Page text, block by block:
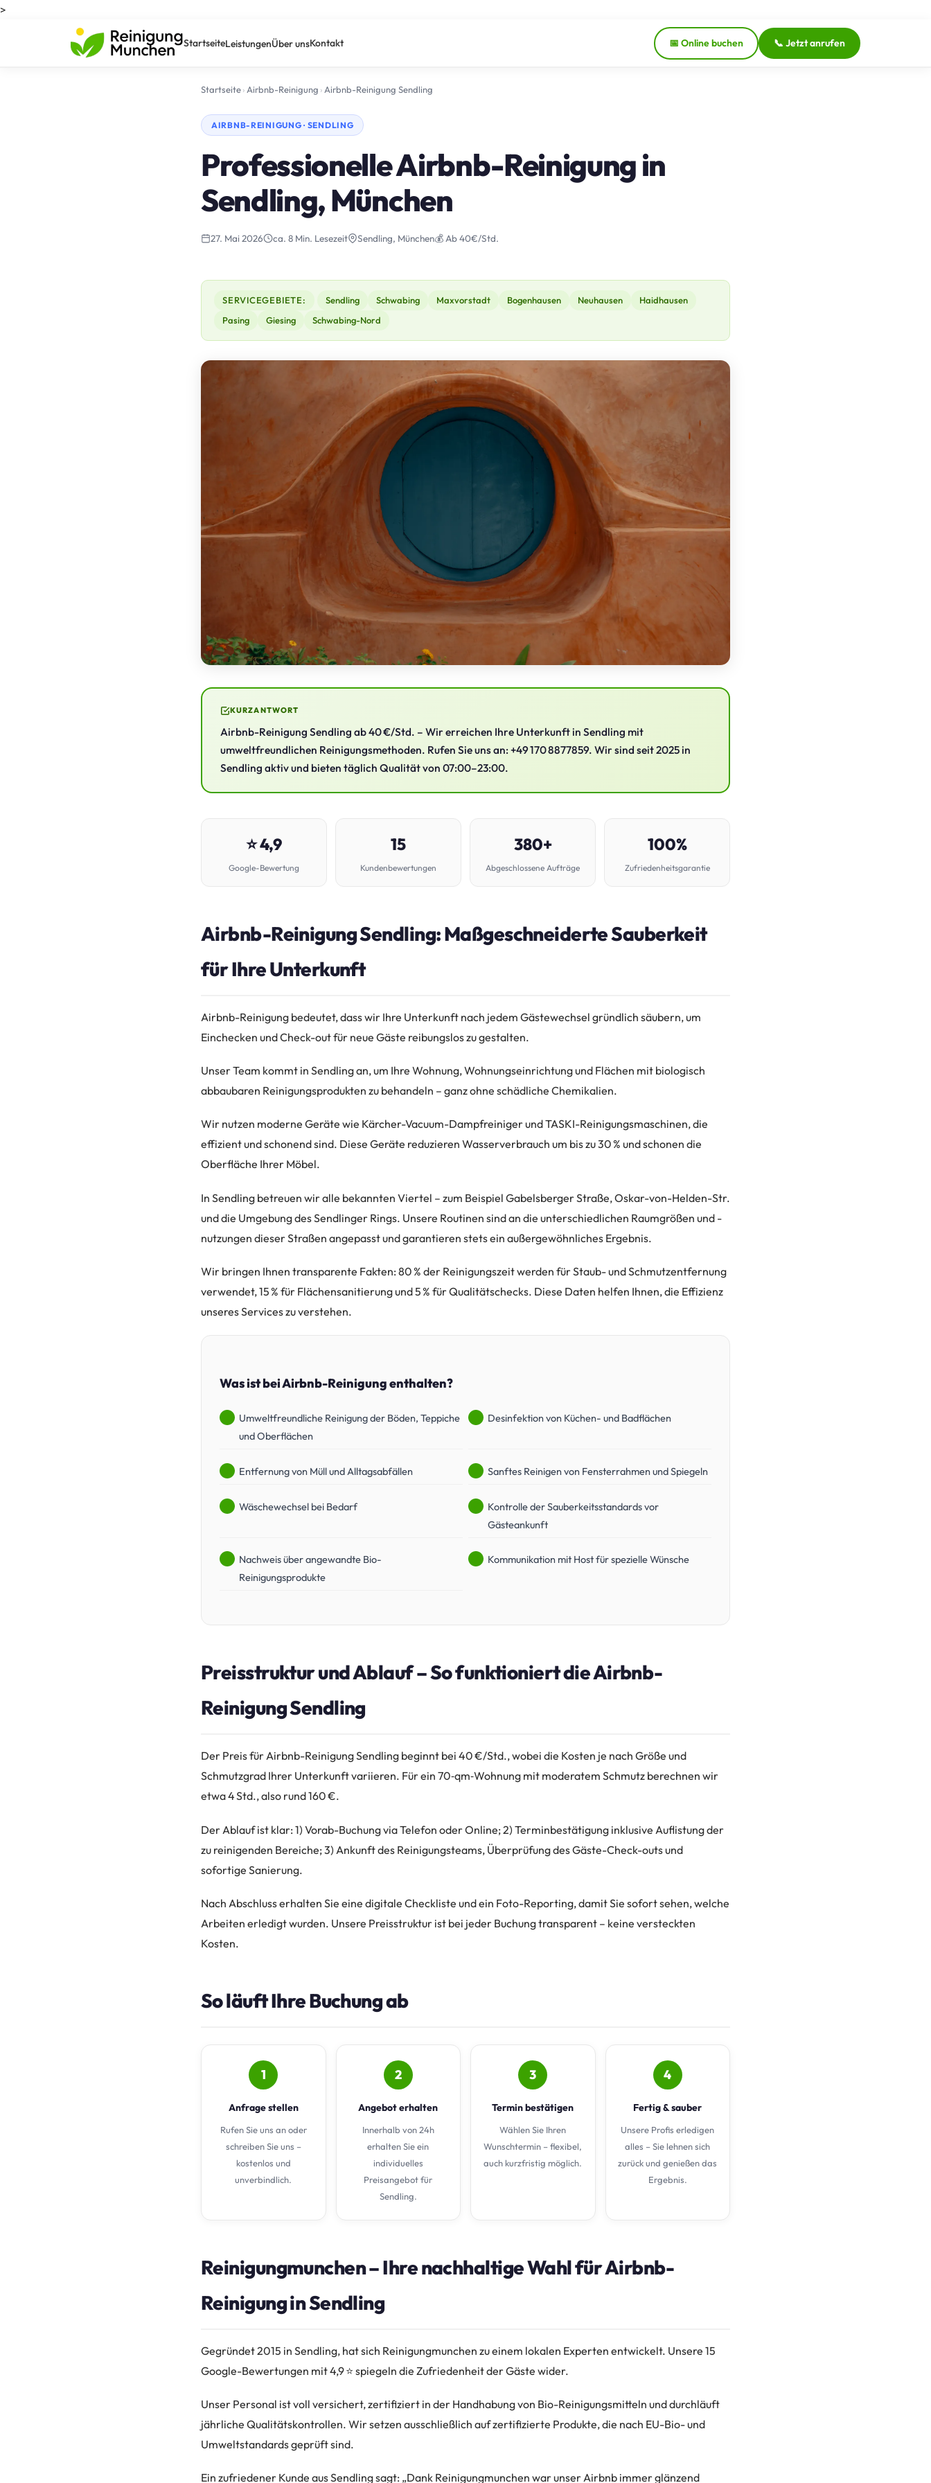
>
StartseiteLeistungenÜber unsKontakt 📅 Online buchen 📞 Jetzt anrufen
Startseite› Airbnb-Reinigung › Airbnb-Reinigung Sendling
AIRBNB-REINIGUNG · SENDLING
Professionelle Airbnb-Reinigung in
Sendling, München
27. Mai 2026 ca. 8 Min. Lesezeit Sendling, München💰 Ab 40€/Std.
SERVICEGEBIETE: Sendling Schwabing Maxvorstadt Bogenhausen Neuhausen
Haidhausen
Pasing
Giesing Schwabing-Nord
KURZANTWORT
Airbnb-Reinigung Sendling ab 40 €/Std. – Wir erreichen Ihre Unterkunft in Sendling mit
umweltfreundlichen Reinigungsmethoden. Rufen Sie uns an: +49 170 8877859. Wir sind seit 2025 in
Sendling aktiv und bieten täglich Qualität von 07:00–23:00.
⭐ 4,9
Google-Bewertung
15
Kundenbewertungen
380+
Abgeschlossene Aufträge
100%
Zufriedenheitsgarantie
Airbnb-Reinigung Sendling: Maßgeschneiderte Sauberkeit
für Ihre Unterkunft
Airbnb-Reinigung bedeutet, dass wir Ihre Unterkunft nach jedem Gästewechsel gründlich säubern, um
Einchecken und Check-out für neue Gäste reibungslos zu gestalten.
Unser Team kommt in Sendling an, um Ihre Wohnung, Wohnungseinrichtung und Flächen mit biologisch
abbaubaren Reinigungsprodukten zu behandeln – ganz ohne schädliche Chemikalien.
Wir nutzen moderne Geräte wie Kärcher-Vacuum-Dampfreiniger und TASKI-Reinigungsmaschinen, die
effizient und schonend sind. Diese Geräte reduzieren Wasserverbrauch um bis zu 30 % und schonen die
Oberfläche Ihrer Möbel.
In Sendling betreuen wir alle bekannten Viertel – zum Beispiel Gabelsberger Straße, Oskar-von-Helden-Str.
und die Umgebung des Sendlinger Rings. Unsere Routinen sind an die unterschiedlichen Raumgrößen und -
nutzungen dieser Straßen angepasst und garantieren stets ein außergewöhnliches Ergebnis.
Wir bringen Ihnen transparente Fakten: 80 % der Reinigungszeit werden für Staub- und Schmutzentfernung
verwendet, 15 % für Flächensanitierung und 5 % für Qualitätschecks. Diese Daten helfen Ihnen, die Effizienz
unseres Services zu verstehen.
Was ist bei Airbnb-Reinigung enthalten?
Umweltfreundliche Reinigung der Böden, Teppiche
und Oberflächen
Desinfektion von Küchen- und Badflächen
Entfernung von Müll und Alltagsabfällen Sanftes Reinigen von Fensterrahmen und Spiegeln
Wäschewechsel bei Bedarf
Kontrolle der Sauberkeitsstandards vor
Gästeankunft
Nachweis über angewandte Bio-
Reinigungsprodukte
Kommunikation mit Host für spezielle Wünsche
Preisstruktur und Ablauf – So funktioniert die Airbnb-
Reinigung Sendling
Der Preis für Airbnb-Reinigung Sendling beginnt bei 40 €/Std., wobei die Kosten je nach Größe und
Schmutzgrad Ihrer Unterkunft variieren. Für ein 70‑qm‑Wohnung mit moderatem Schmutz berechnen wir
etwa 4 Std., also rund 160 €.
Der Ablauf ist klar: 1) Vorab-Buchung via Telefon oder Online; 2) Terminbestätigung inklusive Auflistung der
zu reinigenden Bereiche; 3) Ankunft des Reinigungsteams, Überprüfung des Gäste-Check-outs und
sofortige Sanierung.
Nach Abschluss erhalten Sie eine digitale Checkliste und ein Foto-Reporting, damit Sie sofort sehen, welche
Arbeiten erledigt wurden. Unsere Preisstruktur ist bei jeder Buchung transparent – keine versteckten
Kosten.
So läuft Ihre Buchung ab
1
Anfrage stellen
Rufen Sie uns an oder
schreiben Sie uns –
kostenlos und
unverbindlich.
2
Angebot erhalten
Innerhalb von 24h
erhalten Sie ein
individuelles
Preisangebot für
Sendling.
3
Termin bestätigen
Wählen Sie Ihren
Wunschtermin – flexibel,
auch kurzfristig möglich.
4
Fertig & sauber
Unsere Profis erledigen
alles – Sie lehnen sich
zurück und genießen das
Ergebnis.
Reinigungmunchen – Ihre nachhaltige Wahl für Airbnb-
Reinigung in Sendling
Gegründet 2015 in Sendling, hat sich Reinigungmunchen zu einem lokalen Experten entwickelt. Unsere 15
Google-Bewertungen mit 4,9 ⭐ spiegeln die Zufriedenheit der Gäste wider.
Unser Personal ist voll versichert, zertifiziert in der Handhabung von Bio-Reinigungsmitteln und durchläuft
jährliche Qualitätskontrollen. Wir setzen ausschließlich auf zertifizierte Produkte, die nach EU-Bio- und
Umweltstandards geprüft sind.
Ein zufriedener Kunde aus Sendling sagt: „Dank Reinigungmunchen war unser Airbnb immer glänzend